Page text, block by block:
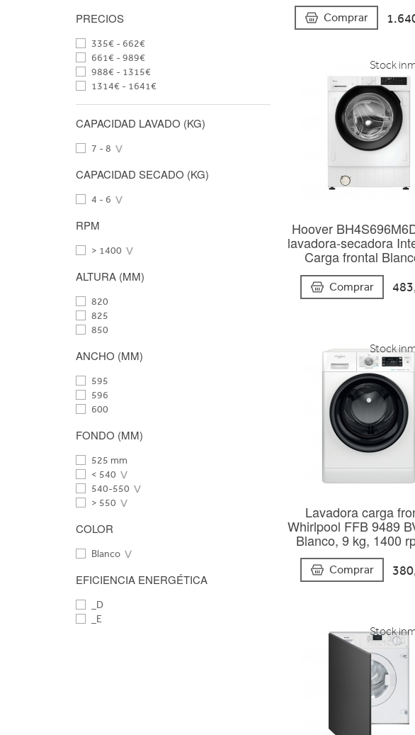
PRECIOS
335€ - 662€
661€ - 989€
988€ - 1315€
1314€ - 1641€
CAPACIDAD LAVADO (KG)
7 - 8
CAPACIDAD SECADO (KG)
4 - 6
RPM
> 1400
ALTURA (MM)
820
825
850
ANCHO (MM)
595
596
600
FONDO (MM)
525 mm
< 540
540-550
> 550
COLOR
Blanco
EFICIENCIA ENERGÉTICA
_D
_E
Comprar
Hoover
lavadora-secadora
Carga frontal
Comprar
Stock
Lavadora carga
Whirlpool FFB 9489
Blanco, 9 kg, 1400
Comprar
Stock
Stock